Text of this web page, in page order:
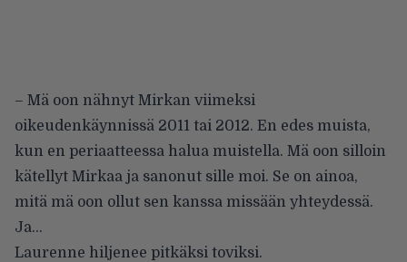
– Mä oon nähnyt Mirkan viimeksi
oikeudenkäynnissä 2011 tai 2012. En edes muista,
kun en periaatteessa halua muistella. Mä oon silloin
kätellyt Mirkaa ja sanonut sille moi. Se on ainoa,
mitä mä oon ollut sen kanssa missään yhteydessä.
Ja…
Laurenne hiljenee pitkäksi toviksi.